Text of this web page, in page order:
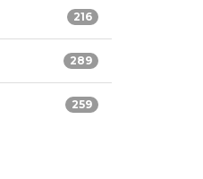
216
289
259